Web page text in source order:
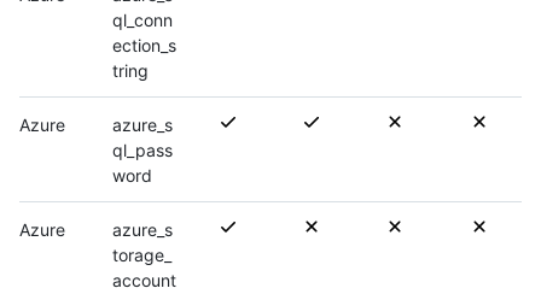
ql_conn
ection_s
tring
Azure
azure_s
ql_pass
word
Azure
azure_s
torage_
account